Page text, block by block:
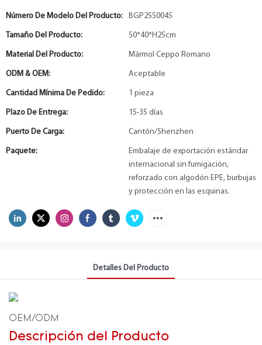
Número De Modelo Del Producto: BGP2550045
Tamaño Del Producto: 50*40*H25cm
Material Del Producto: Mármol Ceppo Romano
ODM & OEM: Aceptable
Cantidad Mínima De Pedido: 1 pieza
Plazo De Entrega: 15-35 días
Puerto De Carga: Cantón/Shenzhen
Paquete:
Embalaje de exportación estándar
internacional sin fumigación,
reforzado con algodón EPE, burbujas
y protección en las esquinas.
Detalles Del Producto
OEM/ODM
Descripción del Producto